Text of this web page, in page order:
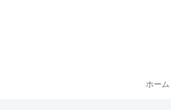
ホーム